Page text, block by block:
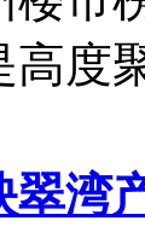
高度
翠湾